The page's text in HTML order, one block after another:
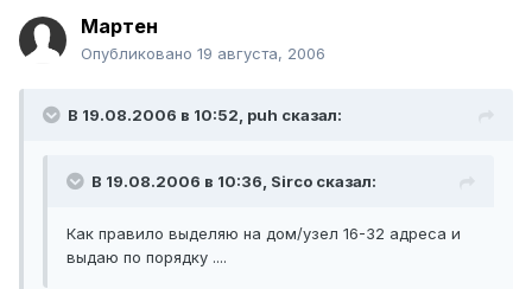
Мартен
Опубликовано 19 августа, 2006
В 19.08.2006 в 10:52, puh сказал:
В 19.08.2006 в 10:36, Sirco сказал:
Как правило выделяю на дом/узел 16-32 адреса и
выдаю по порядку ....